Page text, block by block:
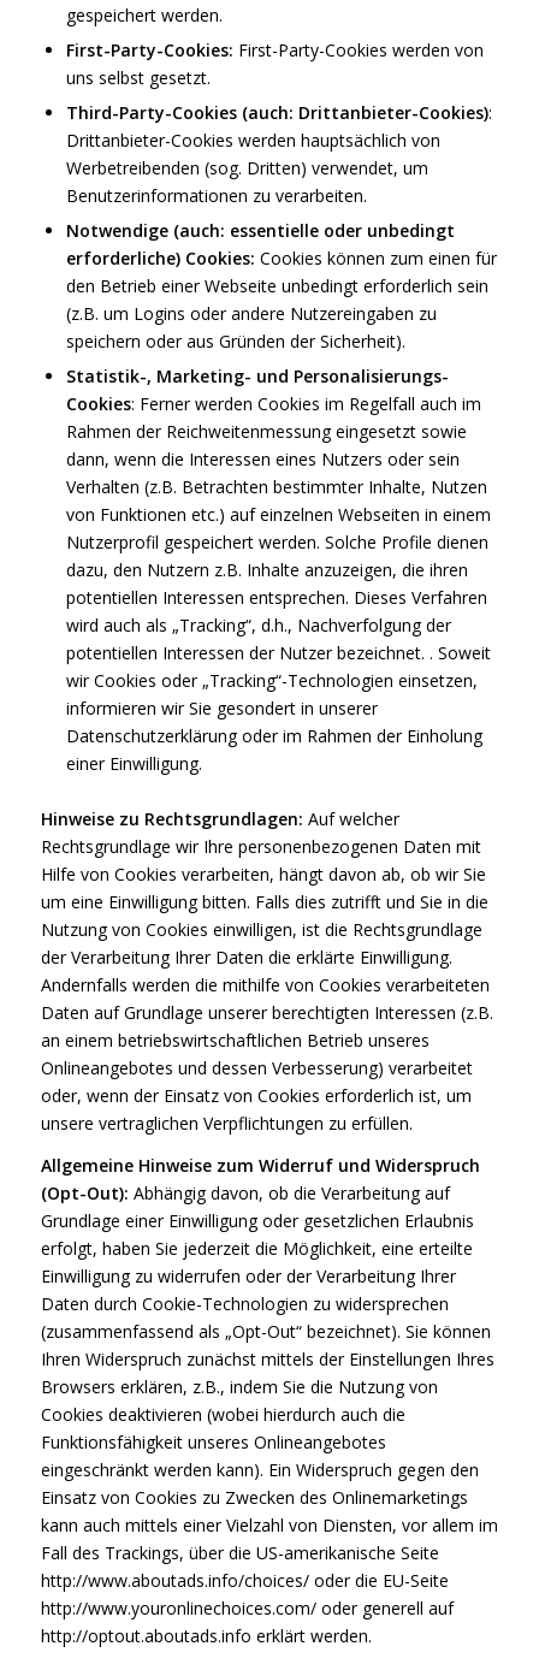
gespeichert werden.
First-Party-Cookies: First-Party-Cookies werden von
uns selbst gesetzt.
Third-Party-Cookies (auch: Drittanbieter-Cookies):
Drittanbieter-Cookies werden hauptsächlich von
Werbetreibenden (sog. Dritten) verwendet, um
Benutzerinformationen zu verarbeiten.
Notwendige (auch: essentielle oder unbedingt
erforderliche) Cookies: Cookies können zum einen für
den Betrieb einer Webseite unbedingt erforderlich sein
(z.B. um Logins oder andere Nutzereingaben zu
speichern oder aus Gründen der Sicherheit).
Statistik-, Marketing- und Personalisierungs-
Cookies: Ferner werden Cookies im Regelfall auch im
Rahmen der Reichweitenmessung eingesetzt sowie
dann, wenn die Interessen eines Nutzers oder sein
Verhalten (z.B. Betrachten bestimmter Inhalte, Nutzen
von Funktionen etc.) auf einzelnen Webseiten in einem
Nutzerprofil gespeichert werden. Solche Profile dienen
dazu, den Nutzern z.B. Inhalte anzuzeigen, die ihren
potentiellen Interessen entsprechen. Dieses Verfahren
wird auch als „Tracking“, d.h., Nachverfolgung der
potentiellen Interessen der Nutzer bezeichnet. . Soweit
wir Cookies oder „Tracking“-Technologien einsetzen,
informieren wir Sie gesondert in unserer
Datenschutzerklärung oder im Rahmen der Einholung
einer Einwilligung.
Hinweise zu Rechtsgrundlagen: Auf welcher
Rechtsgrundlage wir Ihre personenbezogenen Daten mit
Hilfe von Cookies verarbeiten, hängt davon ab, ob wir Sie
um eine Einwilligung bitten. Falls dies zutrifft und Sie in die
Nutzung von Cookies einwilligen, ist die Rechtsgrundlage
der Verarbeitung Ihrer Daten die erklärte Einwilligung.
Andernfalls werden die mithilfe von Cookies verarbeiteten
Daten auf Grundlage unserer berechtigten Interessen (z.B.
an einem betriebswirtschaftlichen Betrieb unseres
Onlineangebotes und dessen Verbesserung) verarbeitet
oder, wenn der Einsatz von Cookies erforderlich ist, um
unsere vertraglichen Verpflichtungen zu erfüllen.
Allgemeine Hinweise zum Widerruf und Widerspruch
(Opt-Out): Abhängig davon, ob die Verarbeitung auf
Grundlage einer Einwilligung oder gesetzlichen Erlaubnis
erfolgt, haben Sie jederzeit die Möglichkeit, eine erteilte
Einwilligung zu widerrufen oder der Verarbeitung Ihrer
Daten durch Cookie-Technologien zu widersprechen
(zusammenfassend als „Opt-Out“ bezeichnet). Sie können
Ihren Widerspruch zunächst mittels der Einstellungen Ihres
Browsers erklären, z.B., indem Sie die Nutzung von
Cookies deaktivieren (wobei hierdurch auch die
Funktionsfähigkeit unseres Onlineangebotes
eingeschränkt werden kann). Ein Widerspruch gegen den
Einsatz von Cookies zu Zwecken des Onlinemarketings
kann auch mittels einer Vielzahl von Diensten, vor allem im
Fall des Trackings, über die US-amerikanische Seite
http://www.aboutads.info/choices/oder die EU-Seite
http://www.youronlinechoices.com/oder generell auf
http://optout.aboutads.info erklärt werden.